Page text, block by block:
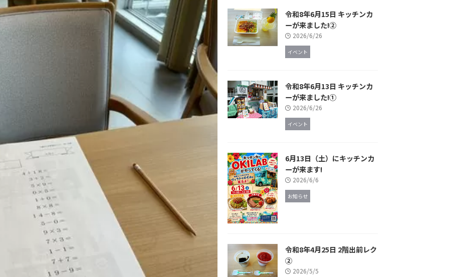
令和8年6月15日 キッチンカ
ーが来ました!②
2026/6/26
イベント
令和8年6月13日 キッチンカ
ーが来ました!①
2026/6/26
イベント
6月13日（土）にキッチンカ
ーが来ます!
2026/6/6
お知らせ
令和8年4月25日 2階出前レク
②
2026/5/5